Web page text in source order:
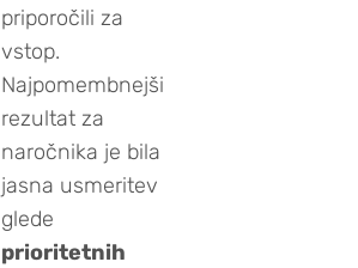
priporočili za
vstop.
Najpomembnejši
rezultat za
naročnika je bila
jasna usmeritev
glede
prioritetnih